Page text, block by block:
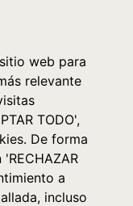
web para
relevante
TODO',
De forma
a
incluso